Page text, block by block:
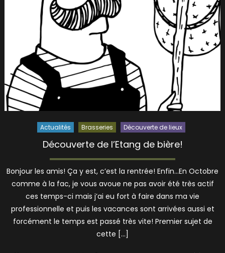
Actualités Brasseries Découverte de lieux
Découverte de l’Etang de bière!
Bonjour les amis! Ça y est, c’est la rentrée! Enfin…En Octobre
comme à la fac, je vous avoue ne pas avoir été très actif
ces temps-ci mais j’ai eu fort à faire dans ma vie
professionnelle et puis les vacances sont arrivées aussi et
forcément le temps est passé très vite! Premier sujet de
cette […]